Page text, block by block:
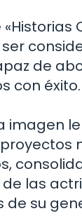
de
con éxito.
imagen
las
de su